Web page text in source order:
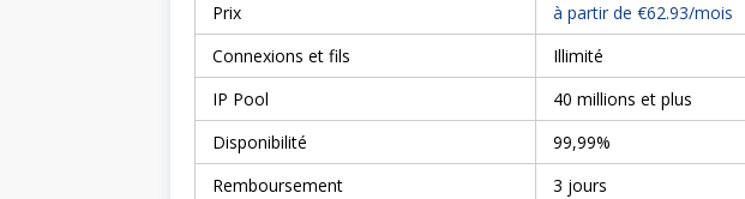
Prix
à partir de €62.93/mois
Connexions et fils
Illimité
IP Pool
40 millions et plus
Disponibilité
99,99%
Remboursement
3 jours